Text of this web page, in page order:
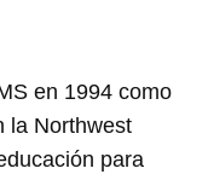
en 1994 como
la Northwest
para